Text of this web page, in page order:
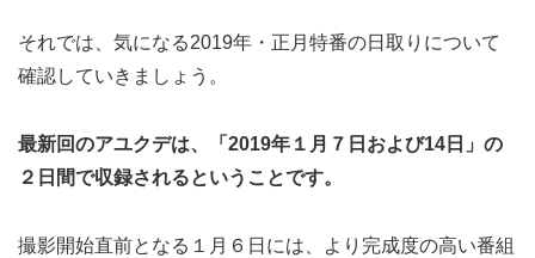
それでは、気になる2019年・正月特番の日取りについて
確認していきましょう。
最新回のアユクデは、「2019年１月７日および14日」の
２日間で収録されるということです。
撮影開始直前となる１月６日には、より完成度の高い番組